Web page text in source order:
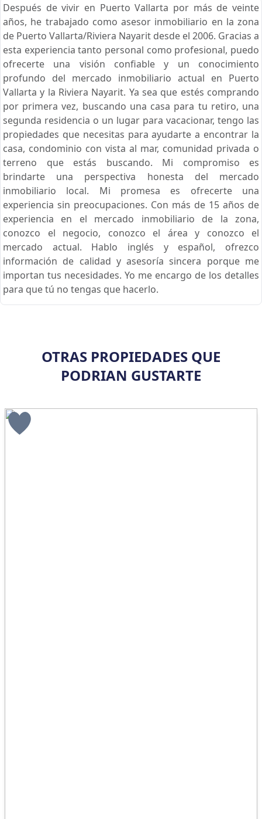
Después de vivir en Puerto Vallarta por más de veinte
años, he trabajado como asesor inmobiliario en la zona
de Puerto Vallarta/Riviera Nayarit desde el 2006. Gracias a
esta experiencia tanto personal como profesional, puedo
ofrecerte una visión confiable y un conocimiento
profundo del mercado inmobiliario actual en Puerto
Vallarta y la Riviera Nayarit. Ya sea que estés comprando
por primera vez, buscando una casa para tu retiro, una
segunda residencia o un lugar para vacacionar, tengo las
propiedades que necesitas para ayudarte a encontrar la
casa, condominio con vista al mar, comunidad privada o
terreno que estás buscando. Mi compromiso es
brindarte una perspectiva honesta del mercado
inmobiliario local. Mi promesa es ofrecerte una
experiencia sin preocupaciones. Con más de 15 años de
experiencia en el mercado inmobiliario de la zona,
conozco el negocio, conozco el área y conozco el
mercado actual. Hablo inglés y español, ofrezco
información de calidad y asesoría sincera porque me
importan tus necesidades. Yo me encargo de los detalles
para que tú no tengas que hacerlo.
OTRAS PROPIEDADES QUE
PODRIAN GUSTARTE